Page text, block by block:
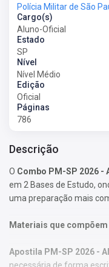
Polícia Militar de São
Cargo(s)
Aluno-Oficial
Estado
SP
Nível
Nível Médio
Edição
Oficial
Páginas
786
Descrição
O Combo PM-SP 2026 -
em 2 Bases de Estudo,
uma preparação mais
Materiais que
Apostila PM-SP 2026 -
necessária de forma